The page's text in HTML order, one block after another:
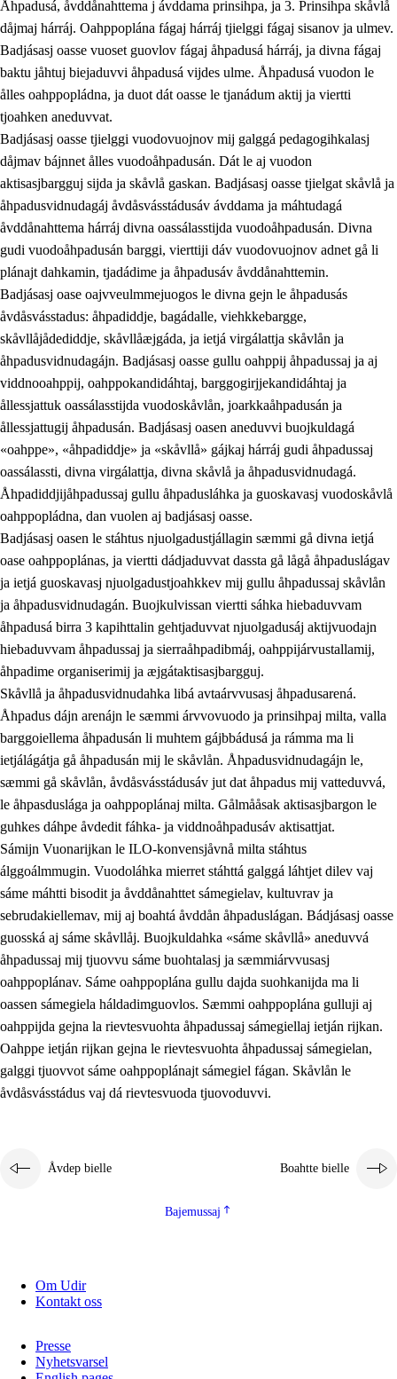
Åhpadusá, åvddånahttema j ávddama prinsihpa, ja 3. Prinsihpa skåvlå
dåjmaj hárráj. Oahppoplána fágaj hárráj tjielggi fágaj sisanov ja ulmev.
Badjásasj oasse vuoset guovlov fágaj åhpadusá hárráj, ja divna fágaj
baktu jåhtuj biejaduvvi åhpadusá vijdes ulme. Åhpadusá vuodon le
ålles oahppopládna, ja duot dát oasse le tjanádum aktij ja viertti
tjoahken aneduvvat.
Badjásasj oasse tjielggi vuodovuojnov mij galggá pedagogihkalasj
dåjmav bájnnet ålles vuodoåhpadusán. Dát le aj vuodon
aktisasjbargguj sijda ja skåvlå gaskan. Badjásasj oasse tjielgat skåvlå ja
åhpadusvidnudagáj åvdåsvásstádusáv ávddama ja máhtudagá
åvddånahttema hárráj divna oassálasstijda vuodoåhpadusán. Divna
gudi vuodoåhpadusán barggi, vierttiji dáv vuodovuojnov adnet gå li
plánajt dahkamin, tjadádime ja åhpadusáv åvddånahttemin.
Badjásasj oase oajvveulmmejuogos le divna gejn le åhpadusás
åvdåsvásstadus: åhpadiddje, bagádalle, viehkkebargge,
skåvllåjådediddje, skåvllåæjgáda, ja ietjá virgálattja skåvlån ja
åhpadusvidnudagájn. Badjásasj oasse gullu oahppij åhpadussaj ja aj
viddnooahppij, oahppokandidáhtaj, barggogirjjekandidáhtaj ja
ållessjattuk oassálasstijda vuodoskåvlån, joarkkaåhpadusán ja
ållessjattugij åhpadusán. Badjásasj oasen aneduvvi buojkuldagá
«oahppe», «åhpadiddje» ja «skåvllå» gájkaj hárráj gudi åhpadussaj
oassálassti, divna virgálattja, divna skåvlå ja åhpadusvidnudagá.
Åhpadiddjijåhpadussaj gullu åhpadusláhka ja guoskavasj vuodoskåvlå
oahppopládna, dan vuolen aj badjásasj oasse.
Badjásasj oasen le stáhtus njuolgadustjállagin sæmmi gå divna ietjá
oase oahppoplánas, ja viertti dádjaduvvat dassta gå lågå åhpaduslágav
ja ietjá guoskavasj njuolgadustjoahkkev mij gullu åhpadussaj skåvlån
ja åhpadusvidnudagán. Buojkulvissan viertti sáhka hiebaduvvam
åhpadusá birra 3 kapihttalin gehtjaduvvat njuolgadusáj aktijvuodajn
hiebaduvvam åhpadussaj ja sierraåhpadibmáj, oahppijárvustallamij,
åhpadime organiserimij ja æjgátaktisasjbargguj.
Skåvllå ja åhpadusvidnudahka libá avtaárvvusasj åhpadusarená.
Åhpadus dájn arenájn le sæmmi árvvovuodo ja prinsihpaj milta, valla
barggoiellema åhpadusán li muhtem gájbbádusá ja rámma ma li
ietjálágátja gå åhpadusán mij le skåvlån. Åhpadusvidnudagájn le,
sæmmi gå skåvlån, åvdåsvásstádusáv jut dat åhpadus mij vatteduvvá,
le åhpasduslága ja oahppoplánaj milta. Gålmååsak aktisasjbargon le
guhkes dáhpe åvdedit fáhka- ja viddnoåhpadusáv aktisattjat.
Sámijn Vuonarijkan le ILO-konvensjåvnå milta stáhtus
álggoálmmugin. Vuodoláhka mierret stáhttá galggá láhtjet dilev vaj
sáme máhtti bisodit ja åvddånahttet sámegielav, kultuvrav ja
sebrudakiellemav, mij aj boahtá åvddån åhpaduslágan. Bádjásasj oasse
guosská aj sáme skåvllåj. Buojkuldahka «sáme skåvllå» aneduvvá
åhpadussaj mij tjuovvu sáme buohtalasj ja sæmmiárvvusasj
oahppoplánav. Sáme oahppoplána gullu dajda suohkanijda ma li
oassen sámegiela háldadimguovlos. Sæmmi oahppoplána gulluji aj
oahppijda gejna la rievtesvuohta åhpadussaj sámegiellaj ietján rijkan.
Oahppe ietján rijkan gejna le rievtesvuohta åhpadussaj sámegielan,
galggi tjuovvot sáme oahppoplánajt sámegiel fágan. Skåvlån le
åvdåsvásstádus vaj dá rievtesvuoda tjuovoduvvi.
Åvdep bielle Boahtte bielle
Bajemussaj
Om Udir
Kontakt oss
Presse
Nyhetsvarsel